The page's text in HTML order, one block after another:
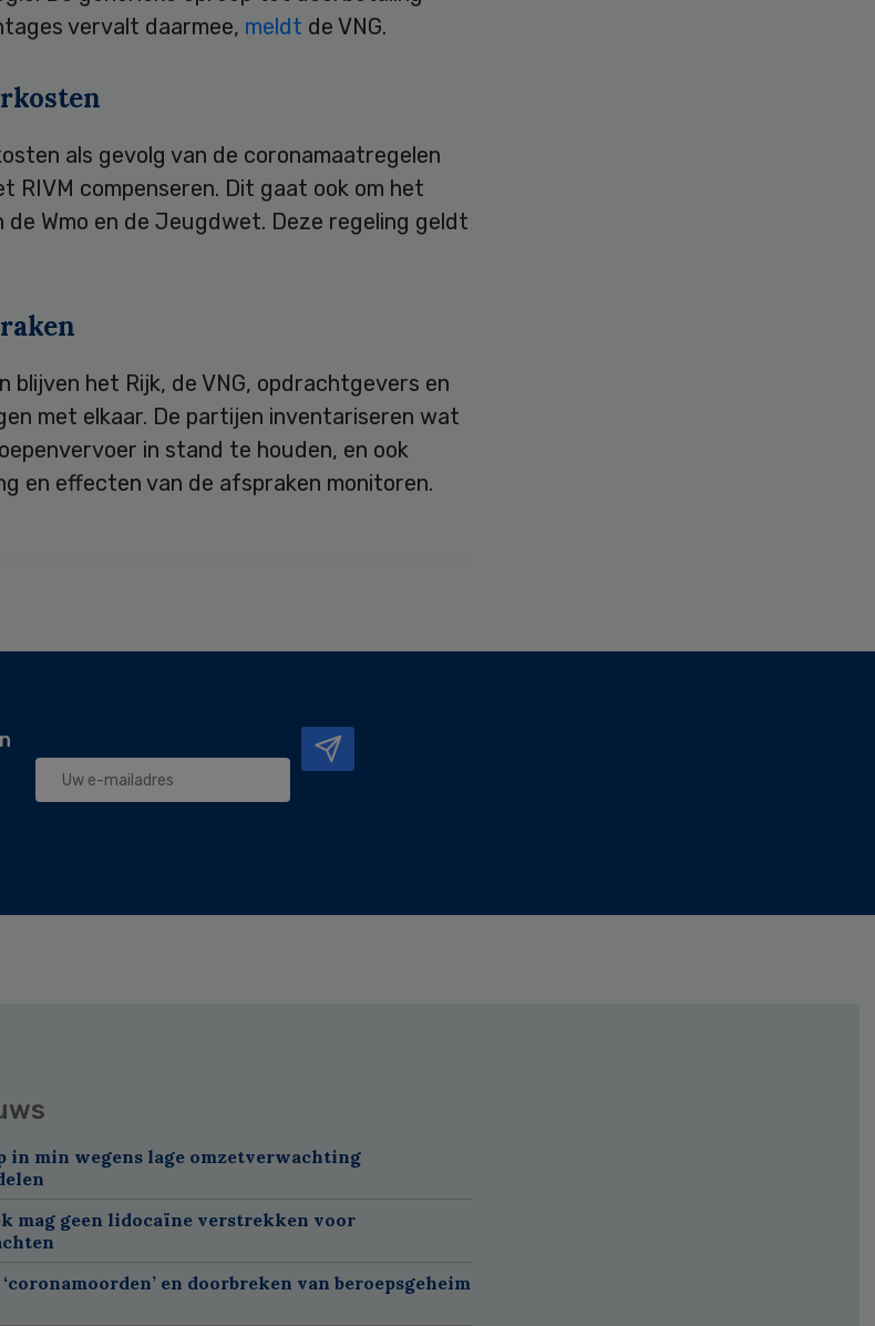
vervalt daarmee, meldt de VNG.
als gevolg van de coronamaatregelen
RIVM compenseren. Dit gaat ook om het
Wmo en de Jeugdwet. Deze regeling geldt
blijven het Rijk, de VNG, opdrachtgevers en
met elkaar. De partijen inventariseren wat
in stand te houden, en ook
en effecten van de afspraken monitoren.
in min wegens lage omzetverwachting
mag geen lidocaïne verstrekken voor
en doorbreken van beroepsgeheim